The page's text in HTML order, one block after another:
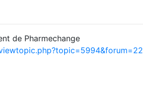
de Pharmechange